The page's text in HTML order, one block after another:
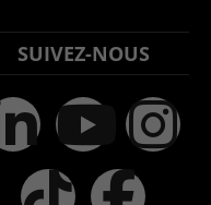
SUIVEZ-NOUS